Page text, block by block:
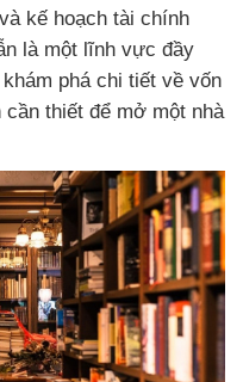
kế hoạch tài chính
là một lĩnh vực đầy
phá chi tiết về vốn
thiết để mở một nhà